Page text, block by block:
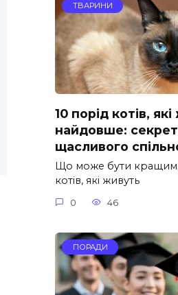
ТВАРИНИ
10 порід котів,
найдовше:
щасливого
Що може бути кращим,
котів, які живуть
0 46
ПОРАДИ